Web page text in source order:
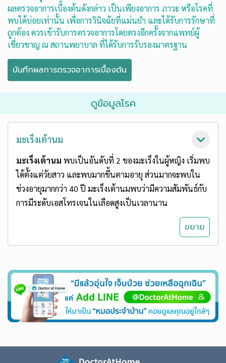
ผลตรวจอาการเบื้องต้นดังกล่าว เป็นเพียงอาการ ภาวะ หรือโรคที่
พบได้บ่อยเท่านั้น เพื่อการวินิจฉัยที่แม่นยำ และได้รับการรักษาที่
ถูกต้อง ควรเข้ารับการตรวจอาการโดยตรงอีกครั้งจากแพทย์ผู้
เชี่ยวชาญ ณ สถานพยาบาล ที่ได้รับการรับรองมาตรฐาน
ดูข้อมูลโรค
มะเร็งเต้านม
มะเร็งเต้านม พบเป็นอันดับที่ 2 ของมะเร็งในผู้หญิง เริ่มพบ
ได้ตั้งแต่วัยสาว และพบมากขึ้นตามอายุ ส่วนมากจะพบใน
ช่วงอายุมากกว่า 40 ปี มะเร็งเต้านมพบว่ามีความสัมพันธ์กับ
การมีระดับเอสโทรเจนในเลือดสูงเป็นเวลานาน